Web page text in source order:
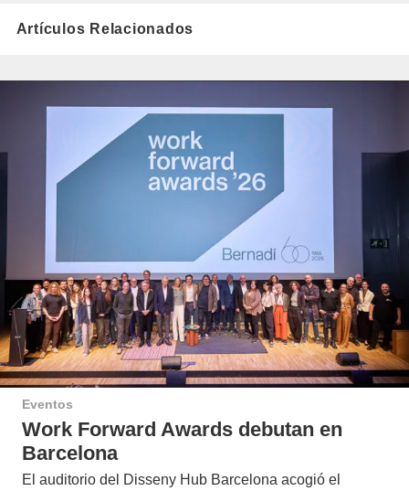
Artículos Relacionados
Eventos
Work Forward Awards debutan en
Barcelona
El auditorio del Disseny Hub Barcelona acogió el